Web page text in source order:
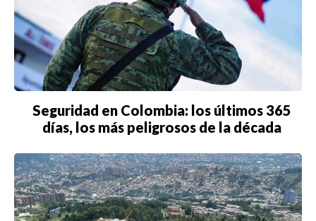
Seguridad en Colombia: los últimos 365
días, los más peligrosos de la década